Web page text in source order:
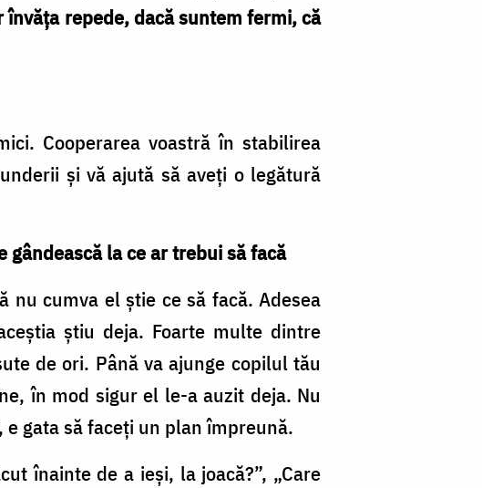
învăța repede, dacă suntem fermi, că
Cooperarea voastră în stabilirea
și vă ajută să aveți o legătură
la ce ar trebui să facă
cumva el știe ce să facă. Adesea
știu deja. Foarte multe dintre
de ori. Până va ajunge copilul tău
în mod sigur el le-a auzit deja. Nu
gata să faceți un plan împreună.
înainte de a ieși, la joacă?”, „Care